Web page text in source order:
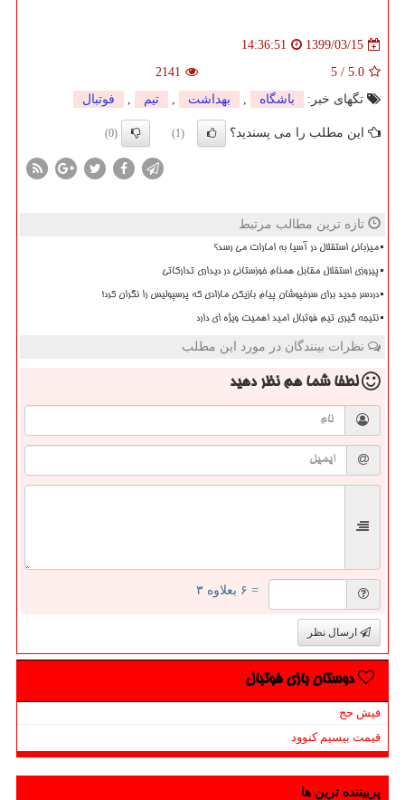
1399/03/15
14:36:51
5.0
/
5
2141
تگهای خبر:
باشگاه , بهداشت , تیم , فوتبال
این مطلب را می پسندید؟ (1)
(0)
تازه ترین مطالب مرتبط
میزبانی استقلال در آسیا به امارات می رسد؟
پیروزی استقلال مقابل همنام خوزستانی در دیداری تدارکاتی
دردسر جدید برای سرخپوشان پیام بازیکن مازادی که پرسپولیس را نگران کرد!
نتیجه گیری تیم فوتبال امید اهمیت ویژه ای دارد
نظرات بینندگان در مورد این مطلب
لطفا شما همنظر دهید
= ۶ بعلاوه ۳
ارسال نظر
دوستان بازی فوتبال
فیش حج
قیمت بیسیم کنوود
پربیننده ترین ها